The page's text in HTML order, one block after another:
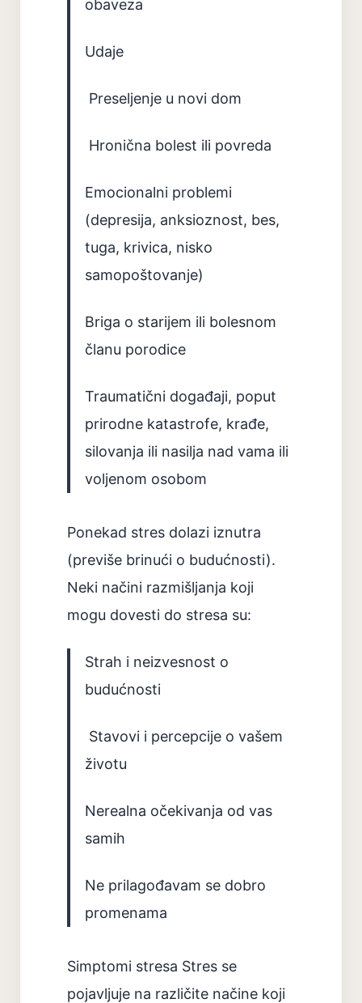
obaveza
Udaje
Preseljenje u novi dom
Hronična bolest ili povreda
Emocionalni problemi
(depresija, anksioznost, bes,
tuga, krivica, nisko
samopoštovanje)
Briga o starijem ili bolesnom
članu porodice
Traumatični događaji, poput
prirodne katastrofe, krađe,
silovanja ili nasilja nad vama ili
voljenom osobom
Ponekad stres dolazi iznutra
(previše brinući o budućnosti).
Neki načini razmišljanja koji
mogu dovesti do stresa su:
Strah i neizvesnost o
budućnosti
Stavovi i percepcije o vašem
životu
Nerealna očekivanja od vas
samih
Ne prilagođavam se dobro
promenama
Simptomi stresa Stres se
pojavljuje na različite načine koji